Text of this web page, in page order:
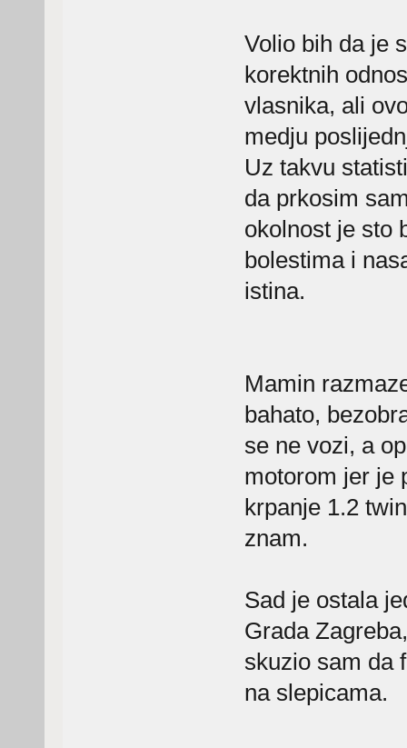
Volio bih da je
korektnih
vlasnika, ali
medju
Uz takvu
da prkosim
okolnost je sto
bolestima i
istina.
Mamin
bahato,
se ne vozi, a
motorom jer je
krpanje 1.2
znam.
Sad je ostala
Grada
skuzio sam da
na slepicama.